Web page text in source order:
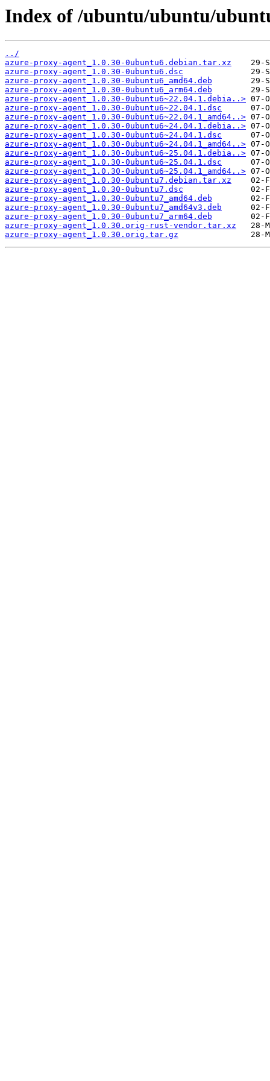
Index of /ubuntu/ubuntu/
../
azure-proxy-agent_1.0.30-0ubuntu6.debian.tar.xz
azure-proxy-agent_1.0.30-0ubuntu6.dsc
azure-proxy-agent_1.0.30-0ubuntu6_amd64.deb
azure-proxy-agent_1.0.30-0ubuntu6_arm64.deb
azure-proxy-agent_1.0.30-0ubuntu6~22.04.1.debia..>
azure-proxy-agent_1.0.30-0ubuntu6~22.04.1.dsc
azure-proxy-agent_1.0.30-0ubuntu6~22.04.1_amd64..>
azure-proxy-agent_1.0.30-0ubuntu6~24.04.1.debia..>
azure-proxy-agent_1.0.30-0ubuntu6~24.04.1.dsc
azure-proxy-agent_1.0.30-0ubuntu6~24.04.1_amd64..>
azure-proxy-agent_1.0.30-0ubuntu6~25.04.1.debia..>
azure-proxy-agent_1.0.30-0ubuntu6~25.04.1.dsc
azure-proxy-agent_1.0.30-0ubuntu6~25.04.1_amd64..>
azure-proxy-agent_1.0.30-0ubuntu7.debian.tar.xz
azure-proxy-agent_1.0.30-0ubuntu7.dsc
azure-proxy-agent_1.0.30-0ubuntu7_amd64.deb
azure-proxy-agent_1.0.30-0ubuntu7_amd64v3.deb
azure-proxy-agent_1.0.30-0ubuntu7_arm64.deb
azure-proxy-agent_1.0.30.orig-rust-vendor.tar.xz
azure-proxy-agent_1.0.30.orig.tar.gz